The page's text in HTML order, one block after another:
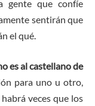
gente que confíe
sentirán que
el qué.
es al castellano de
para uno u otro,
veces que los